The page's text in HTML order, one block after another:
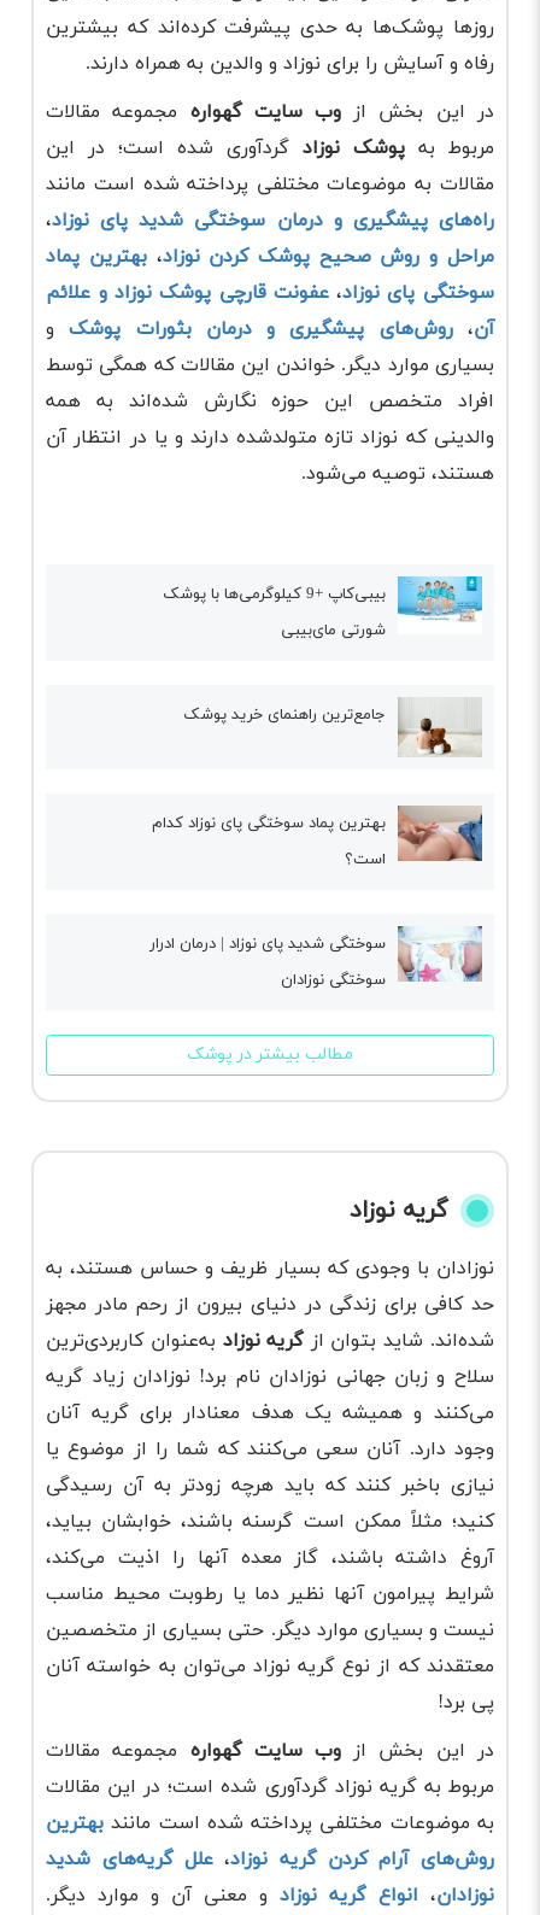
روزها پوشک‌ها به حدی پیشرفت کرده‌اند که بیشترین
رفاه و آسایش را برای نوزاد و والدین به همراه دارند.
در این بخش از وب سایت گهواره مجموعه مقالات
مربوط به پوشک نوزاد گردآوری شده است؛ در این
مقالات به موضوعات مختلفی پرداخته شده است مانند
راه‌های پیشگیری و درمان سوختگی شدید پای نوزاد،
مراحل و روش صحیح پوشک کردن نوزاد،بهترین پماد
سوختگی پای نوزاد،عفونت قارچی پوشک نوزاد و علائم
آن،روش‌های پیشگیری و درمان بثورات پوشکو
بسیاری موارد دیگر. خواندن این مقالات که همگی توسط
افراد متخصص این حوزه نگارش شده‌اند به همه
والدینی که نوزاد تازه متولدشده دارند و یا در انتظار آن
هستند، توصیه می‌شود.
بیبی‌کاپ +9 کیلوگرمی‌ها با پوشک
شورتی مای‌بیبی
جامع‌ترین راهنمای خرید پوشک
بهترین پماد سوختگی پای نوزاد کدام
است؟
سوختگی شدید پای نوزاد | درمان ادرار
سوختگی نوزادان
مطالب بیشتر در پوشک
گریه نوزاد
نوزادان با وجودی که بسیار ظریف و حساس هستند، به
حد کافی برای زندگی در دنیای بیرون از رحم مادر مجهز
شده‌اند. شاید بتوان ازگریه نوزاد به‌عنوان کاربردی‌ترین
سلاح و زبان جهانی نوزادان نام برد! نوزادان زیاد گریه
می‌کنند و همیشه یک هدف معنادار برای گریه آنان
وجود دارد. آنان سعی می‌کنند که شما را از موضوع یا
نیازی باخبر کنند که باید هرچه زودتر به آن رسیدگی
کنید؛ مثلاً ممکن است گرسنه باشند، خوابشان بیاید،
آروغ داشته باشند، گاز معده آنها را اذیت می‌کند،
شرایط پیرامون آنها نظیر دما یا رطوبت محیط مناسب
نیست و بسیاری موارد دیگر. حتی بسیاری از متخصصین
معتقدند که از نوع گریه نوزاد می‌توان به خواسته آنان
پی برد!
در این بخش از وب سایت گهواره مجموعه مقالات
مربوط به گریه نوزاد گردآوری شده است؛ در این مقالات
به موضوعات مختلفی پرداخته شده است مانند بهترین
روش‌های آرام کردن گریه نوزاد،علل گریه‌های شدید
نوزادان، انواع گریه نوزاد و معنی آن و موارد دیگر.